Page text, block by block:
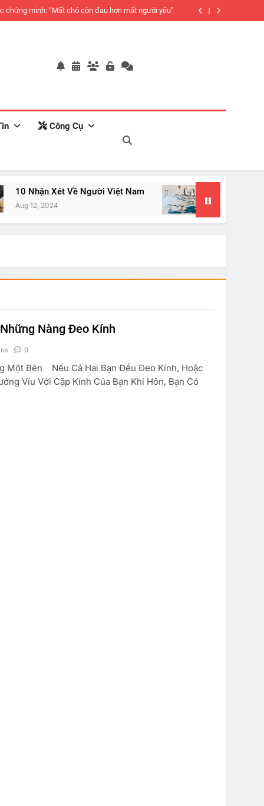
chứng minh: “Mất chó còn đau hơn mất người yêu”
Công Cụ
Xét Về Người Việt Nam
2024
Mãi Đéo Thành
Jan 20, 2024
Nàng Đeo Kính
0
Một Bên Nếu Cả Hai Bạn Đều Đeo Kính, Hoặc
Víu Với Cặp Kính Của Bạn Khi Hôn, Bạn Có